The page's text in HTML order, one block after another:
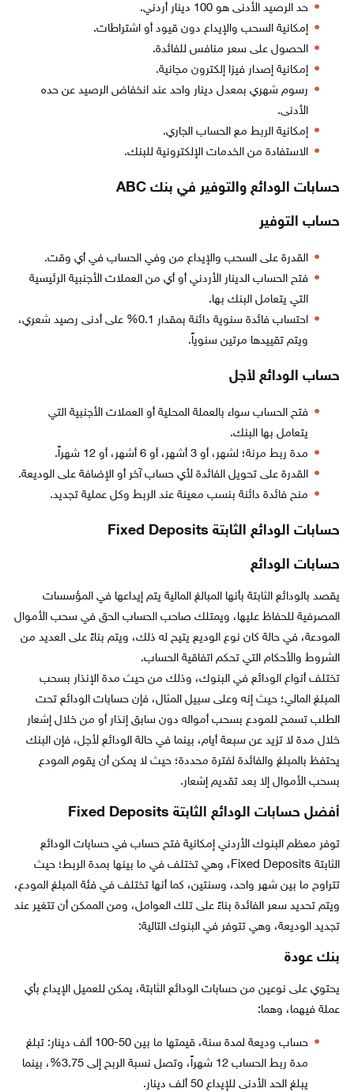
حد الرصيد الأدنى هو 100 دينار أردني.
إمكانية السحب والإيداع دون قيود أو اشتراطات.
الحصول على سعر منافس للفائدة.
إمكانية إصدار فيزا إلكترون مجانية.
رسوم شهري بمعدل دينار واحد عند انخفاض الرصيد عن حده
الأدنى.
إمكانية الربط مع الحساب الجاري.
الاستفادة من الخدمات الإلكترونية للبنك.
حسابات الودائع والتوفير في بنك ABC
حساب التوفير
القدرة على السحب والإيداع من وفي الحساب في أي وقت.
فتح الحساب الدينار الأردني أو أي من العملات الأجنبية الرئيسية
التي يتعامل البنك بها.
احتساب فائدة سنوية دائنة بمقدار 0.1% على أدنى رصيد شعري،
ويتم تقييدها مرتين سنوياً.
حساب الودائع لأجل
فتح الحساب سواء بالعملة المحلية أو العملات الأجنبية التي
يتعامل بها البنك.
مدة ربط مرنة؛ لشهر، أو 3 أشهر، أو 6 أشهر، أو 12 شهراً.
القدرة على تحويل الفائدة لأي حساب آخر أو الإضافة على الوديعة.
منح فائدة دائنة بنسب معينة عند الربط وكل عملية تجديد.
حسابات الودائع الثابتة Fixed Deposits
حسابات الودائع
يقصد بالودائع الثابتة بأنها المبالغ المالية يتم إيداعها في المؤسسات
المصرفية للحفاظ عليها، ويمتلك صاحب الحساب الحق في سحب الأموال
المودعة، في حالة كان نوع الوديع يتيح له ذلك، ويتم بناءً على العديد من
الشروط والأحكام التي تحكم اتفاقية الحساب.
تختلف أنواع الودائع في البنوك، وذلك من حيث مدة الإنذار بسحب
المبلغ المالي؛ حيث إنه وعلى سبيل المثال، فإن حسابات الودائع تحت
الطلب تسمح للمودع بسحب أمواله دون سابق إنذار أو من خلال إشعار
خلال مدة لا تزيد عن سبعة أيام، بينما في حالة الودائع لأجل، فإن البنك
يحتفظ بالمبلغ والفائدة لفترة محددة؛ حيث لا يمكن أن يقوم المودع
بسحب الأموال إلا بعد تقديم إشعار.
أفضل حسابات الودائع الثابتة Fixed Deposits
توفر معظم البنوك الأردني إمكانية فتح حساب في حسابات الودائع
الثابتة Fixed Deposits، وهي تختلف في ما بينها بمدة الربط؛ حيث
تتراوح ما بين شهر واحد، وسنتين، كما أنها تختلف في فئة المبلغ المودع،
ويتم تحديد سعر الفائدة بناءً على تلك العوامل، ومن الممكن أن تتغير عند
تجديد الوديعة، وهي تتوفر في البنوك التالية:
بنك عودة
يحتوي على نوعين من حسابات الودائع الثابتة، يمكن للعميل الإيداع بأي
عملة فيهما، وهما:
حساب وديعة لمدة سنة، قيمتها ما بين 50-100 ألف دينار: تبلغ
مدة ربط الحساب 12 شهراً، وتصل نسبة الربح إلى 3.75%، بينما
يبلغ الحد الأدنى للإيداع 50 ألف دينار.